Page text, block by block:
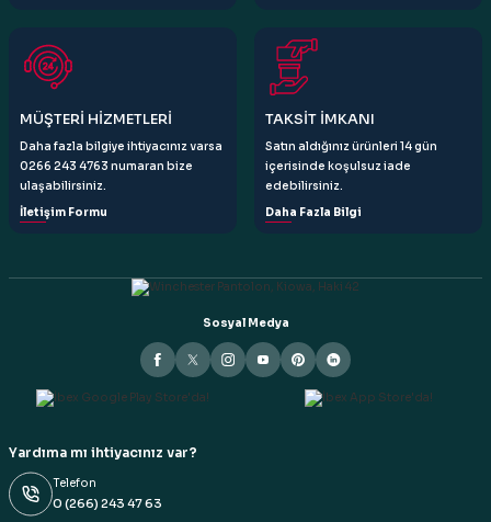
Gönder
MÜŞTERİ HİZMETLERİ
Daha fazla bilgiye ihtiyacınız varsa
0266 243 4763 numaran bize
ulaşabilirsiniz.
İletişim Formu
TAKSİT İMKANI
Satın aldığınız ürünleri 14 gün
içerisinde koşulsuz iade
edebilirsiniz.
Daha Fazla Bilgi
Sosyal Medya
Yardıma mı ihtiyacınız var?
Telefon
0 (266) 243 47 63